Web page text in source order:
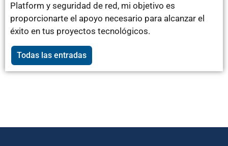
Platform y seguridad de red, mi objetivo es
proporcionarte el apoyo necesario para alcanzar el
éxito en tus proyectos tecnológicos.
Todas las entradas